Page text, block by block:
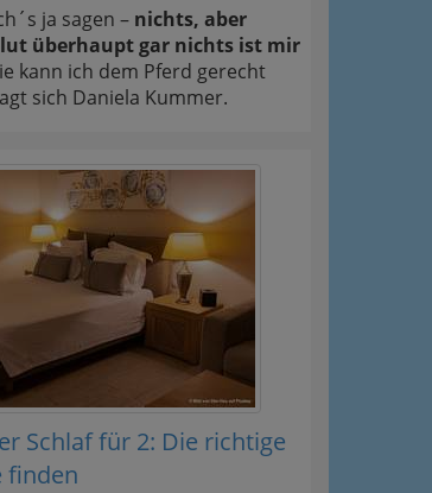
ja sagen – nichts, aber
überhaupt gar nichts ist mir
kann ich dem Pferd gerecht
sich Daniela Kummer.
Schlaf für 2: Die richtige
finden